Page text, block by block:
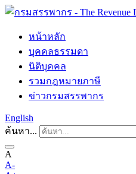
หน้าหลัก
บุคคลธรรมดา
นิติบุคคล
รวมกฎหมายภาษี
ข่าวกรมสรรพากร
English
ค้นหา...
A
A-